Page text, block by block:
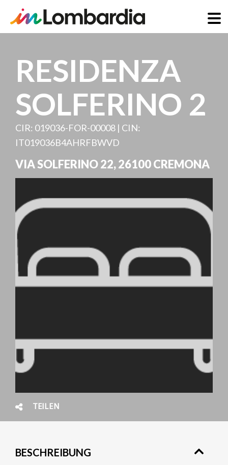
RESIDENZA
SOLFERINO 2
CIR: 019036-FOR-00008 | CIN:
IT019036B4AHRFBWVD
VIA SOLFERINO 22,26100CREMONA
TEILEN
BESCHREIBUNG